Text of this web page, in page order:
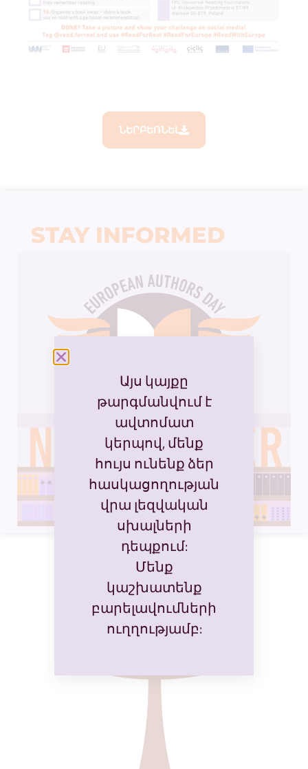
ՆԵՐԲԵՌՆԵԼ
STAY INFORMED
Այս կայքը
թարգմանվում է
ավտոմատ
կերպով, մենք
հույս ունենք ձեր
հասկացողության
վրա լեզվական
սխալների
դեպքում:
Մենք
կաշխատենք
բարելավումների
ուղղությամբ: